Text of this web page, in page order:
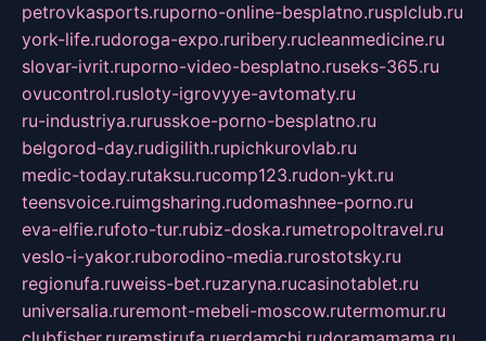
petrovkasports.ruporno-online-besplatno.rusplclub.ru
york-life.rudoroga-expo.ruribery.rucleanmedicine.ru
slovar-ivrit.ruporno-video-besplatno.ruseks-365.ru
ovucontrol.rusloty-igrovyye-avtomaty.ru
ru-industriya.rurusskoe-porno-besplatno.ru
belgorod-day.rudigilith.rupichkurovlab.ru
medic-today.rutaksu.rucomp123.rudon-ykt.ru
teensvoice.ruimgsharing.rudomashnee-porno.ru
eva-elfie.rufoto-tur.rubiz-doska.rumetropoltravel.ru
veslo-i-yakor.ruborodino-media.rurostotsky.ru
regionufa.ruweiss-bet.ruzaryna.rucasinotablet.ru
universalia.ruremont-mebeli-moscow.rutermomur.ru